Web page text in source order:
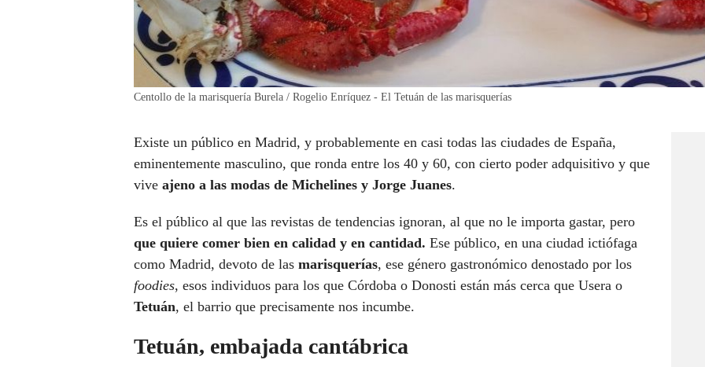
Centollo de la marisquería Burela / Rogelio Enríquez - El Tetuán de las marisquerías
Existe un público en Madrid, y probablemente en casi todas las ciudades de España,
eminentemente masculino, que ronda entre los 40 y 60, con cierto poder adquisitivo y que
vive ajeno a las modas de Michelines y Jorge Juanes.
Es el público al que las revistas de tendencias ignoran, al que no le importa gastar, pero
que quiere comer bien en calidad y en cantidad. Ese público, en una ciudad ictiófaga
como Madrid, devoto de las marisquerías, ese género gastronómico denostado por los
foodies, esos individuos para los que Córdoba o Donosti están más cerca que Usera o
Tetuán, el barrio que precisamente nos incumbe.
Tetuán, embajada cantábrica